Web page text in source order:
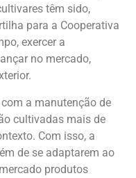
têm sido,
para a Cooperativa
exercer a
no mercado,
a manutenção de
cultivadas mais de
Com isso, a
de se adaptarem ao
produtos